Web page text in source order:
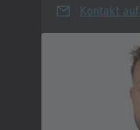
Kontakt